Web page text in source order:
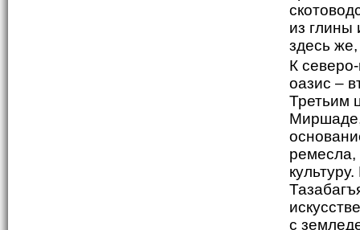
из глины
здесь
К
оазис –
Третьим
ремесла,
с